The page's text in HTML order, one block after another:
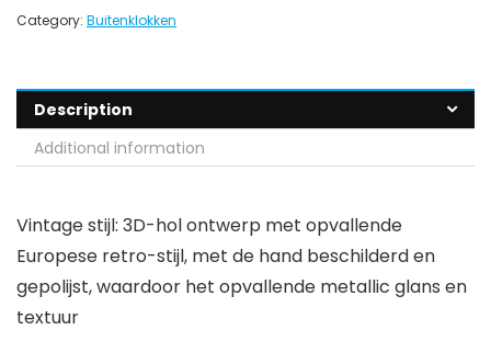
Category: Buitenklokken
Description
Additional information
Vintage stijl: 3D-hol ontwerp met opvallende
Europese retro-stijl, met de hand beschilderd en
gepolijst, waardoor het opvallende metallic glans en
textuur